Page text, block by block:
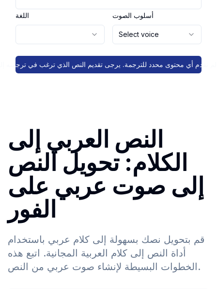
اللغة أسلوب الصوت
Select voice
النص العربي إلى
الكلام: تحويل النص
إلى صوت عربي على
الفور
قم بتحويل نصك بسهولة إلى كلام عربي باستخدام
أداة النص إلى كلام العربية المجانية. اتبع هذه
الخطوات البسيطة لإنشاء صوت عربي من النص.